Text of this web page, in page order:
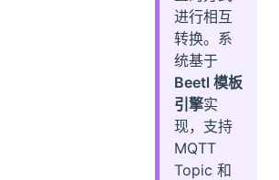
五、注意事项
六、扩展开发
自定义 Beetl 函数
进行相互
转换。系
统基于
Beetl 模板
引擎实
现，支持
MQTT
Topic 和